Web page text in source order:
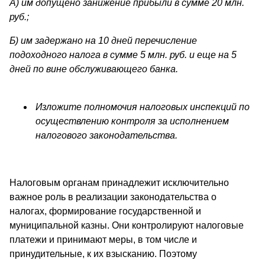
А) им допущено занижение прибыли в сумме 20 млн.
руб.;
Б) им задержано на 10 дней перечисление
подоходного налога в сумме 5 млн. руб. и еще на 5
дней по вине обслуживающего банка.
Изложите полномочия налоговых инспекций по
осуществлению контроля за исполнением
налогового законодательства.
Налоговым органам принадлежит исключительно
важное роль в реализации законодательства о
налогах, формирование государственной и
муниципальной казны. Они контролируют налоговые
платежи и принимают меры, в том числе и
принудительные, к их взысканию. Поэтому